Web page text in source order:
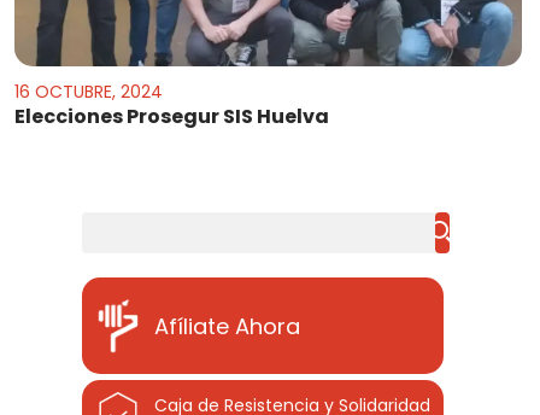
16 OCTUBRE, 2024
Elecciones Prosegur SIS Huelva
Afíliate Ahora
Caja de Resistencia y Solidaridad